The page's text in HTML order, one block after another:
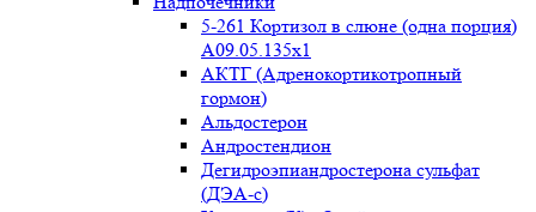
5-261 Кортизол в слюне (одна порция)
A09.05.135x1
АКТГ (Адренокортикотропный
гормон)
Альдостерон
Андростендион
Дегидроэпиандростерона сульфат
(ДЭА-с)